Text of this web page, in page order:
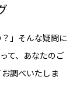
」そんな疑問に
て、あなたのご
調べいたしま